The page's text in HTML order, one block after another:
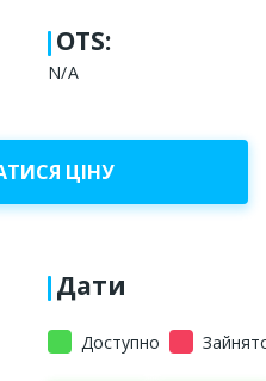
OTS:
N/A
ЦІНУ
Дати
Доступно